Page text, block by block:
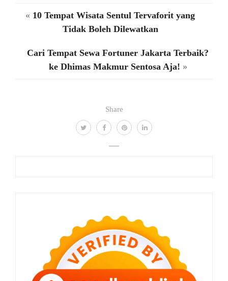
Share
« 10 Tempat Wisata Sentul Tervaforit yang
Tidak Boleh Dilewatkan
Cari Tempat Sewa Fortuner Jakarta Terbaik?
ke Dhimas Makmur Sentosa Aja! »